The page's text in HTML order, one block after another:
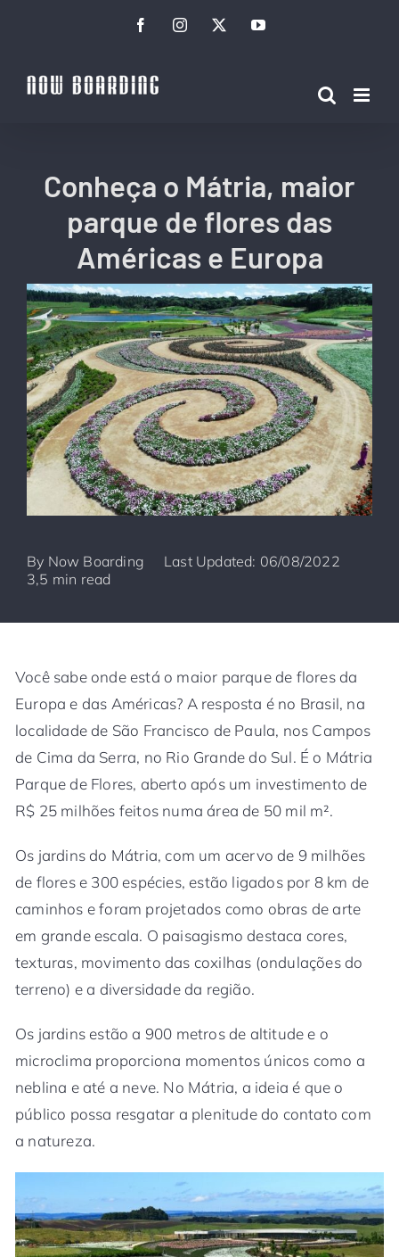
conteúdo
FacebookInstagramTwitterYouTube
Conheça o Mátria, maior
parque de flores das
Américas e Europa
By Now Boarding
Last Updated: 06/08/2022
3,5 min read
Você sabe onde está o maior parque de flores da
Europa e das Américas? A resposta é no Brasil, na
localidade de São Francisco de Paula, nos Campos
de Cima da Serra, no Rio Grande do Sul. É o Mátria
Parque de Flores, aberto após um investimento de
R$ 25 milhões feitos numa área de 50 mil m².
Os jardins do Mátria, com um acervo de 9 milhões
de flores e 300 espécies, estão ligados por 8 km de
caminhos e foram projetados como obras de arte
em grande escala. O paisagismo destaca cores,
texturas, movimento das coxilhas (ondulações do
terreno) e a diversidade da região.
Os jardins estão a 900 metros de altitude e o
microclima proporciona momentos únicos como a
neblina e até a neve. No Mátria, a ideia é que o
público possa resgatar a plenitude do contato com
a natureza.